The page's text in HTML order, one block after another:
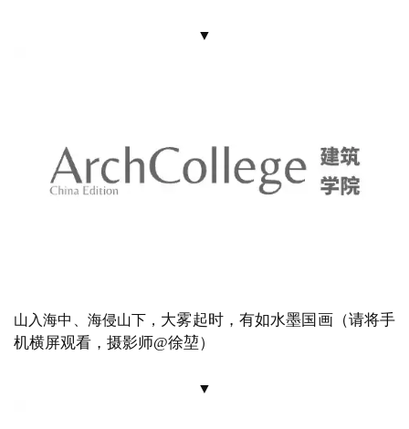
▼
山入海中、海侵山下， 大雾起时，有如水墨国画（请将手
机横屏观看，摄影师@徐堃）
▼